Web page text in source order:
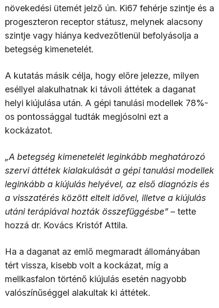
növekedési ütemét jelző ún. Ki67 fehérje szintje és a
progeszteron receptor státusz, melynek alacsony
szintje vagy hiánya kedvezőtlenül befolyásolja a
betegség kimenetelét.
A kutatás másik célja, hogy előre jelezze, milyen
eséllyel alakulhatnak ki távoli áttétek a daganat
helyi kiújulása után. A gépi tanulási modellek 78%-
os pontossággal tudták megjósolni ezt a
kockázatot.
„A betegség kimenetelét leginkább meghatározó
szervi áttétek kialakulását a gépi tanulási modellek
leginkább a kiújulás helyével, az első diagnózis és
a visszatérés között eltelt idővel, illetve a kiújulás
utáni terápiával hozták összefüggésbe” – tette
hozzá dr. Kovács Kristóf Attila.
Ha a daganat az emlő megmaradt állományában
tért vissza, kisebb volt a kockázat, míg a
mellkasfalon történő kiújulás esetén nagyobb
valószínűséggel alakultak ki áttétek.